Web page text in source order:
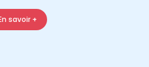
savoir +